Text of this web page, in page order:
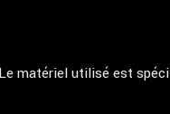
matériel utilisé est